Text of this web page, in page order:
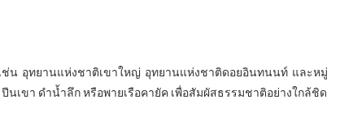
ช่น อุทยานแห่งชาติเขาใหญ่ อุทยานแห่งชาติดอยอินทนนท์ และหมู่
ปีนเขา ดำน้ำลึก หรือพายเรือคายัค เพื่อสัมผัสธรรมชาติอย่างใกล้ชิด